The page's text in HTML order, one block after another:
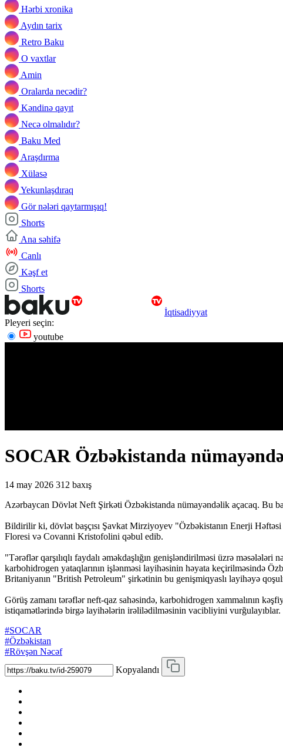
Hərbi xronika
Aydın tarix
Retro Baku
O vaxtlar
Amin
Oralarda necədir?
Kəndinə qayıt
Necə olmalıdır?
Baku Med
Araşdırma
Xülasə
Yekunlaşdıraq
Gör nələri qaytarmışıq!
Shorts
Ana səhifə
Canlı
Kəşf et
Shorts
İqtisadiyyat
Pleyeri seçin:
youtube
SOCAR Özbəkistanda
14 may 2026 312 baxış
Azərbaycan Dövlət Neft Şirkəti Özbəkistanda nümayəndəlik açacaq. Bu
Bildirilir ki, dövlət başçısı Şavkat Mirziyoyev "Özbəkistanın Enerji
Floresi və Covanni Kristofolini qəbul edib.
"Tərəflər qarşılıqlı faydalı əməkdaşlığın genişləndirilməsi üzrə
karbohidrogen yataqlarının işlənməsi layihəsinin həyata keçirilməsində
Britaniyanın "British Petroleum" şirkətinin bu genişmiqyaslı layihəyə
Görüş zamanı tərəflər neft-qaz sahəsində, karbohidrogen xammalının
istiqamətlərində birgə layihələrin irəlilədilməsinin vacibliyini vurğulayıblar.
#SOCAR
#Özbəkistan
#Rövşən Nəcəf
Kopyalandı